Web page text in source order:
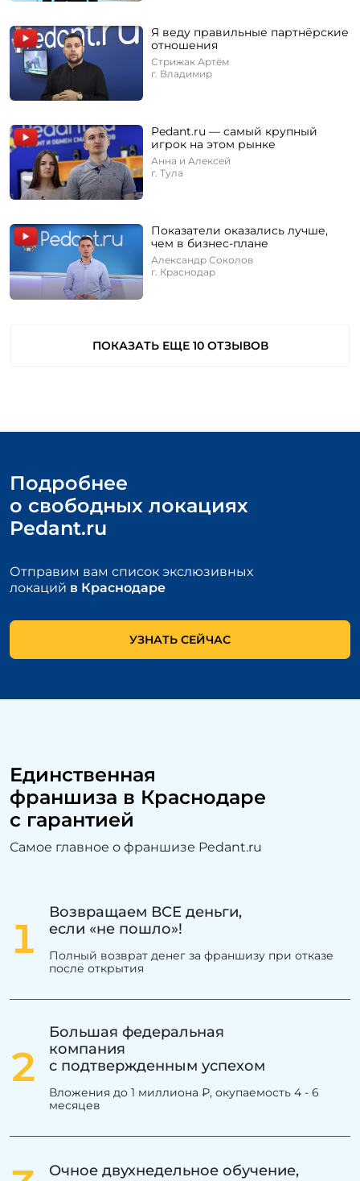
Я веду правильные партнёрские
отношения
Стрижак Артём
г. Владимир
Pedant.ru — самый крупный
игрок на этом рынке
Анна и Алексей
г. Тула
Показатели оказались лучше,
чем в бизнес-плане
Александр Соколов
г. Краснодар
ПОКАЗАТЬ ЕЩЕ 10 ОТЗЫВОВ
Подробнее
о свободных локациях
Pedant.ru
Отправим вам список экслюзивных
локаций в Краснодаре
УЗНАТЬ СЕЙЧАС
Единственная
франшиза в Краснодаре
с гарантией
Самое главное о франшизе Pedant.ru
1
Возвращаем ВСЕ деньги,
если «не пошло»!
Полный возврат денег за франшизу при отказе
после открытия
2
Большая федеральная
компания
с подтвержденным успехом
Вложения до 1 миллиона ₽, окупаемость 4 - 6
месяцев
Очное двухнедельное обучение,